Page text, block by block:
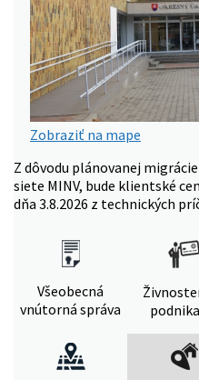
Zobraziť na mape
Z dôvodu plánovanej
siete MINV, bude klientské
dňa 3.8.2026 z technických
Všeobecná
vnútorná správa